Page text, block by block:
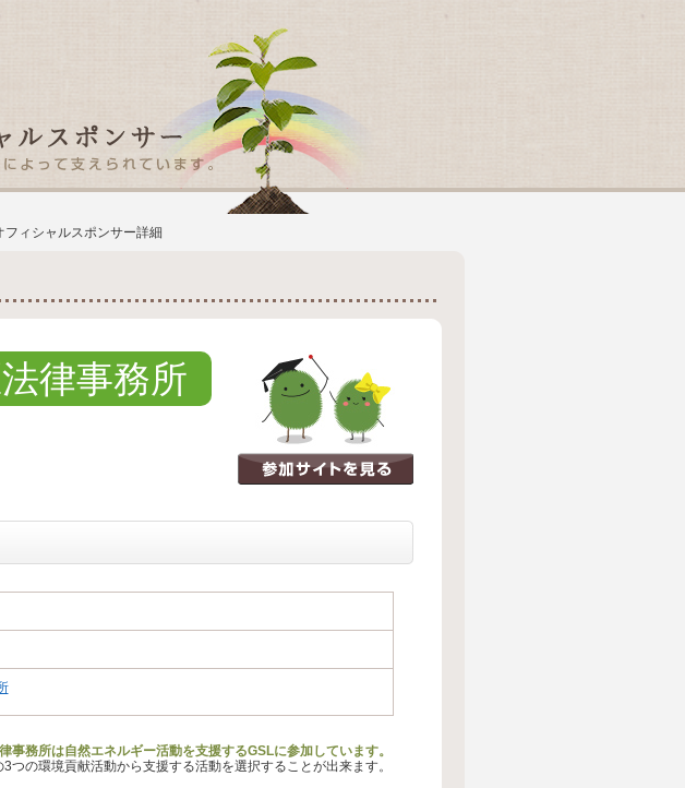
ィシャルスポンサー詳細
律事務所
事務所は自然エネルギー活動を支援するGSLに参加しています。
の環境貢献活動から支援する活動を選択することが出来ます。